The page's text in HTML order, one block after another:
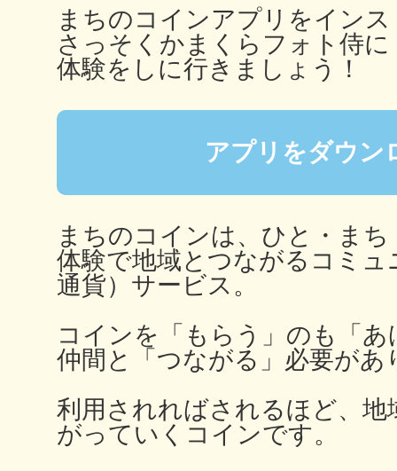
まちのコインアプリをイン
さっそくかまくらフォト侍に
体験をしに行きましょう！
アプリをダウン
まちのコインは、ひと・ま
体験で地域とつながるコミュ
通貨）サービス。
コインを「もらう」のも「
仲間と「つながる」必要があ
利用されればされるほど、地
がっていくコインです。
高知市
シモキ
多度津
厚木